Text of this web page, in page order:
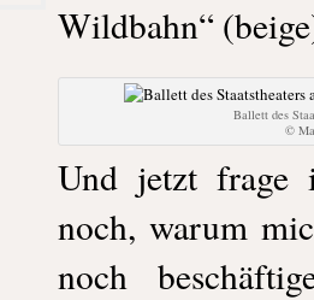
Wildbahn“
Ballett des
©
Und jetzt frage
noch, warum
noch